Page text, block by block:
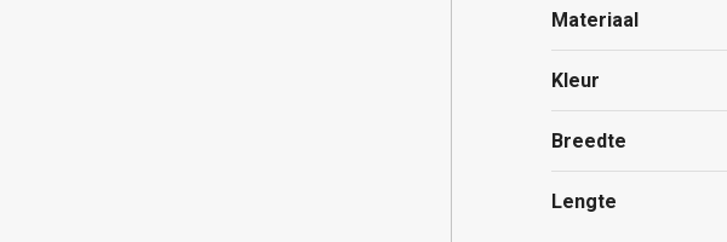
Materiaal
Kleur
Breedte
Lengte